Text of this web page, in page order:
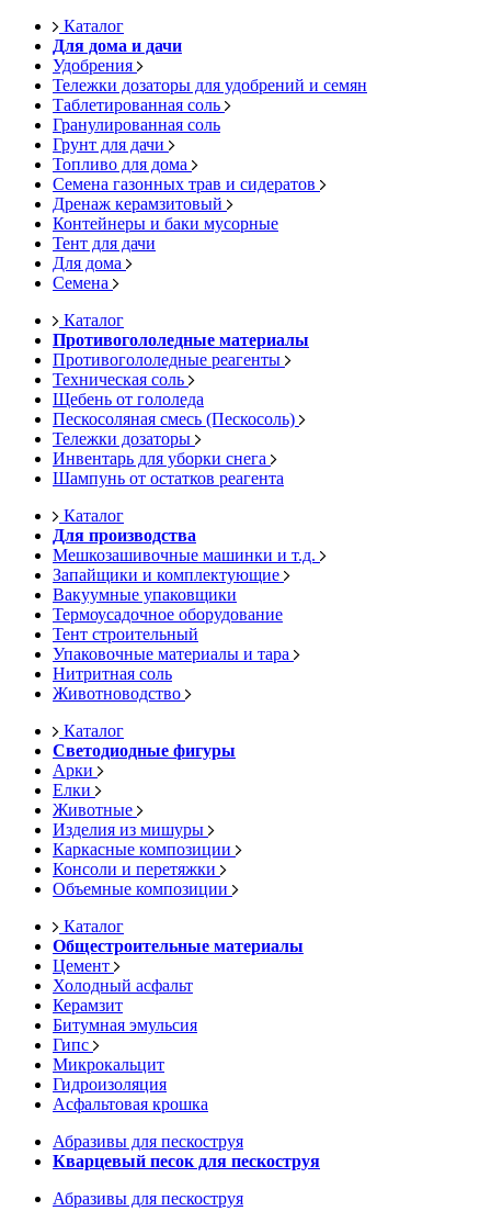
Каталог
Для дома и дачи
Удобрения
Тележки дозаторы для удобрений и семян
Таблетированная соль
Гранулированная соль
Грунт для дачи
Топливо для дома
Семена газонных трав и сидератов
Дренаж керамзитовый
Контейнеры и баки мусорные
Тент для дачи
Для дома
Семена
Каталог
Противогололедные материалы
Противогололедные реагенты
Техническая соль
Щебень от гололеда
Пескосоляная смесь (Пескосоль)
Тележки дозаторы
Инвентарь для уборки снега
Шампунь от остатков реагента
Каталог
Для производства
Мешкозашивочные машинки и т.д.
Запайщики и комплектующие
Вакуумные упаковщики
Термоусадочное оборудование
Тент строительный
Упаковочные материалы и тара
Нитритная соль
Животноводство
Каталог
Светодиодные фигуры
Арки
Елки
Животные
Изделия из мишуры
Каркасные композиции
Консоли и перетяжки
Объемные композиции
Каталог
Общестроительные материалы
Цемент
Холодный асфальт
Керамзит
Битумная эмульсия
Гипс
Микрокальцит
Гидроизоляция
Асфальтовая крошка
Абразивы для пескоструя
Кварцевый песок для пескоструя
Абразивы для пескоструя